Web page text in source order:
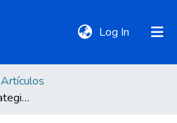
Log In (current)
Artículos
Sinergias entre la estrategia social y económica de la UE y el fomento del cooperativismo y la economía social: de la crisis financiera a la crisis sanitaria